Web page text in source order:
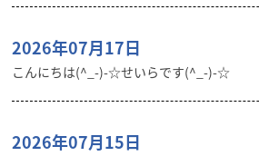
2026年07月17日
こんにちは(^_-)-☆せいらです(^_-)-☆
2026年07月15日